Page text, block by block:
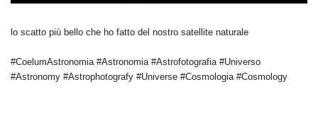
lo scatto più bello che ho fatto del nostro satellite naturale
#CoelumAstronomia #Astronomia #Astrofotografia #Universo
#Astronomy #Astrophotografy #Universe #Cosmologia #Cosmology